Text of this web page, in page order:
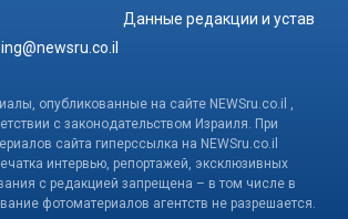
Данные редакции и устав
опубликованные на сайте NEWSru.co.il ,
с законодательством Израиля. При
сайта гиперссылка на NEWSru.co.il
интервью, репортажей, эксклюзивных
с редакцией запрещена – в том числе в
фотоматериалов агентств не разрешается.